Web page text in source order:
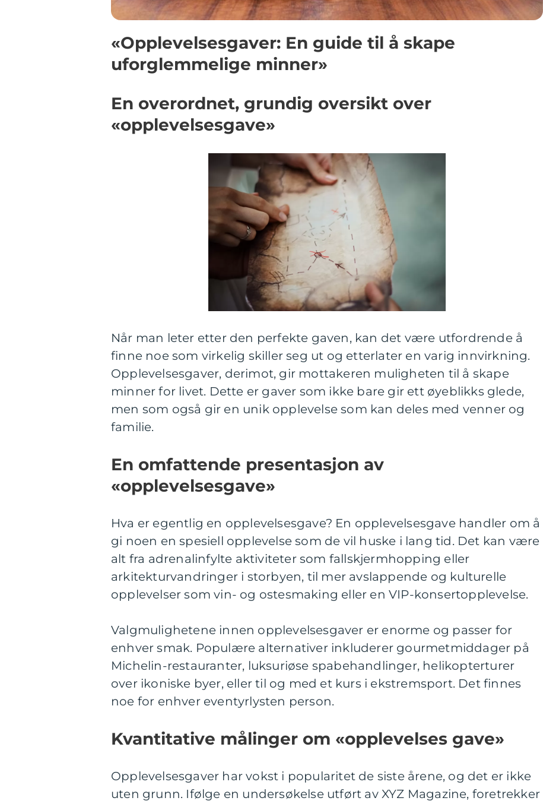
«Opplevelsesgaver: En guide til å skape
uforglemmelige minner»
En overordnet, grundig oversikt over
«opplevelsesgave»
Når man leter etter den perfekte gaven, kan det være utfordrende å
finne noe som virkelig skiller seg ut og etterlater en varig innvirkning.
Opplevelsesgaver, derimot, gir mottakeren muligheten til å skape
minner for livet. Dette er gaver som ikke bare gir ett øyeblikks glede,
men som også gir en unik opplevelse som kan deles med venner og
familie.
En omfattende presentasjon av
«opplevelsesgave»
Hva er egentlig en opplevelsesgave? En opplevelsesgave handler om å
gi noen en spesiell opplevelse som de vil huske i lang tid. Det kan være
alt fra adrenalinfylte aktiviteter som fallskjermhopping eller
arkitekturvandringer i storbyen, til mer avslappende og kulturelle
opplevelser som vin- og ostesmaking eller en VIP-konsertopplevelse.
Valgmulighetene innen opplevelsesgaver er enorme og passer for
enhver smak. Populære alternativer inkluderer gourmetmiddager på
Michelin-restauranter, luksuriøse spabehandlinger, helikopterturer
over ikoniske byer, eller til og med et kurs i ekstremsport. Det finnes
noe for enhver eventyrlysten person.
Kvantitative målinger om «opplevelses gave»
Opplevelsesgaver har vokst i popularitet de siste årene, og det er ikke
uten grunn. Ifølge en undersøkelse utført av XYZ Magazine, foretrekker